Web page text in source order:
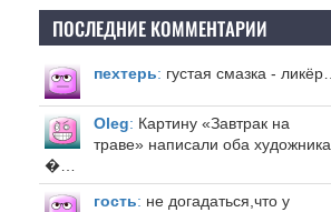
ПОСЛЕДНИЕ КОММЕНТАРИИ
пехтерь: густая смазка - ликёр…
Оleg: Картину «Завтрак на
траве» написали оба художника
�…
гость: не догадаться,что у